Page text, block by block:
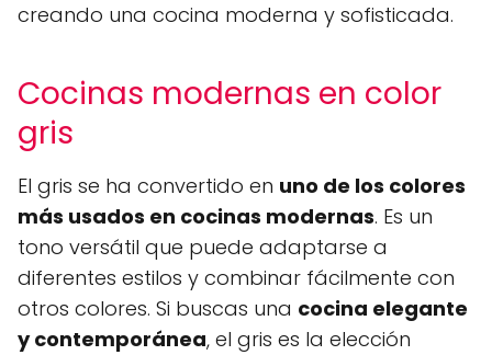
creando una cocina moderna y sofisticada.
Cocinas modernas en color
gris
El gris se ha convertido en uno de los colores
más usados en cocinas modernas. Es un
tono versátil que puede adaptarse a
diferentes estilos y combinar fácilmente con
otros colores. Si buscas una cocina elegante
y contemporánea, el gris es la elección